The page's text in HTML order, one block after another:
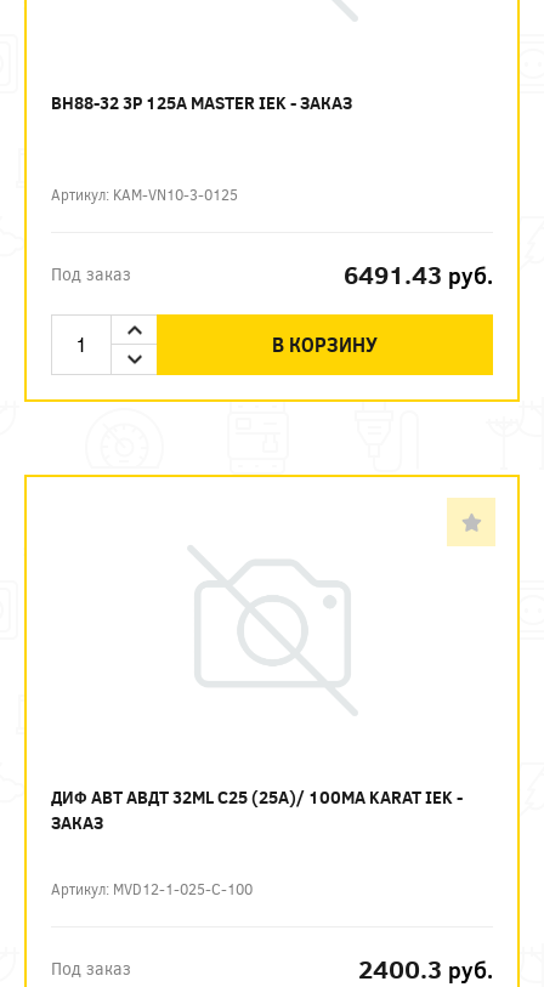
ВН88-32 3P 125А MASTER IEK - ЗАКАЗ
Артикул: KAM-VN10-3-0125
Под заказ 6491.43 руб.
В КОРЗИНУ
ДИФ АВТ АВДТ 32ML C25 (25А)/ 100МА KARAT IEK -
ЗАКАЗ
Артикул: MVD12-1-025-C-100
Под заказ 2400.3 руб.